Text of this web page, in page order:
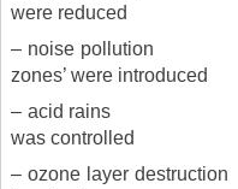
were reduced
– noise
zones’ were introduced
– acid rains –
was controlled
– ozone layer